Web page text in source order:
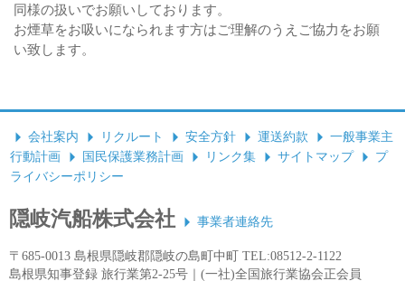
同様の扱いでお願いしております。
お煙草をお吸いになられます方はご理解のうえご協力をお願
い致します。
会社案内 リクルート 安全方針 運送約款
一般事業主
行動計画
国民保護業務計画 リンク集 サイトマップ
プ
ライバシーポリシー
隠岐汽船株式会社 事業者連絡先
〒685-0013 島根県隠岐郡隠岐の島町中町 TEL:08512-2-1122
島根県知事登録 旅行業第2-25号｜(一社)全国旅行業協会正会員